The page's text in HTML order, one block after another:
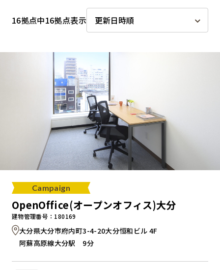
地図から探す
キャンペーンから探す
ブランドから探す
オフィススタイルから探す
0120-999-076
受付時間 平日9:00～18:00
16拠点中16拠点表示
Campaign
OpenOffice(オープンオフィス)大分
建物管理番号：180169
大分県大分市府内町3-4-20大分恒和ビル 4F
阿蘇高原線大分駅 9分